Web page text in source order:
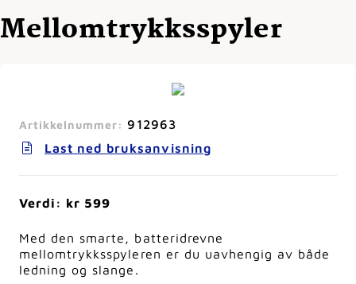
Mellomtrykksspyler
Artikkelnummer: 912963
Last ned bruksanvisning
Verdi: kr 599
Med den smarte, batteridrevne
mellomtrykksspyleren er du uavhengig av både
ledning og slange.